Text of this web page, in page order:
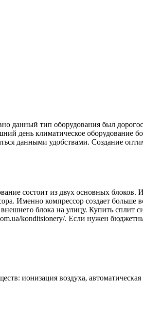
данный тип оборудования был
день климатическое оборудование
данными удобствами. Создание
состоит из двух основных
Именно компрессор создает больше
блока на улицу. Купить сплит
konditsionery/. Если нужен
ионизация воздуха, автоматическая